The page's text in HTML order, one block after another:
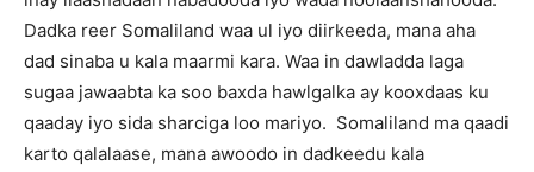
Dadka reer Somaliland waa ul iyo diirkeeda, mana aha
dad sinaba u kala maarmi kara. Waa in dawladda laga
sugaa jawaabta ka soo baxda hawlgalka ay kooxdaas ku
qaaday iyo sida sharciga loo mariyo. Somaliland ma qaadi
karto qalalaase, mana awoodo in dadkeedu kala